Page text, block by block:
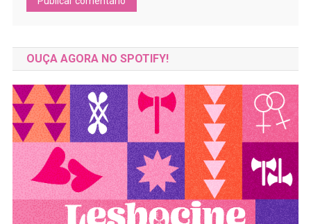
OUÇA AGORA NO SPOTIFY!